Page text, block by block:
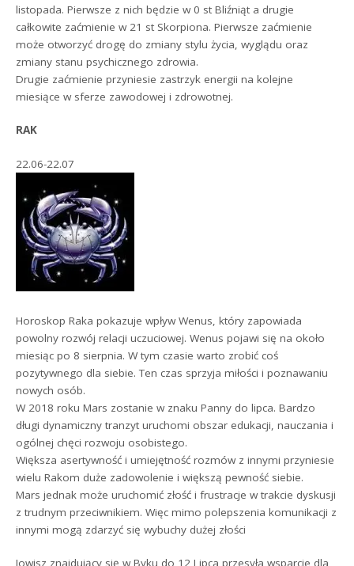
listopada. Pierwsze z nich będzie w 0 st Bliźniąt a drugie
całkowite zaćmienie w 21 st Skorpiona. Pierwsze zaćmienie
może otworzyć drogę do zmiany stylu życia, wyglądu oraz
zmiany stanu psychicznego zdrowia.
Drugie zaćmienie przyniesie zastrzyk energii na kolejne
miesiące w sferze zawodowej i zdrowotnej.
RAK
22.06-22.07
Horoskop Raka pokazuje wpływ Wenus, który zapowiada
powolny rozwój relacji uczuciowej. Wenus pojawi się na około
miesiąc po 8 sierpnia. W tym czasie warto zrobić coś
pozytywnego dla siebie. Ten czas sprzyja miłości i poznawaniu
nowych osób.
W 2018 roku Mars zostanie w znaku Panny do lipca. Bardzo
długi dynamiczny tranzyt uruchomi obszar edukacji, nauczania i
ogólnej chęci rozwoju osobistego.
Większa asertywność i umiejętność rozmów z innymi przyniesie
wielu Rakom duże zadowolenie i większą pewność siebie.
Mars jednak może uruchomić złość i frustracje w trakcie dyskusji
z trudnym przeciwnikiem. Więc mimo polepszenia komunikacji z
innymi mogą zdarzyć się wybuchy dużej złości
Jowisz znajdujący się w Byku do 12 Lipca przesyła wsparcie dla